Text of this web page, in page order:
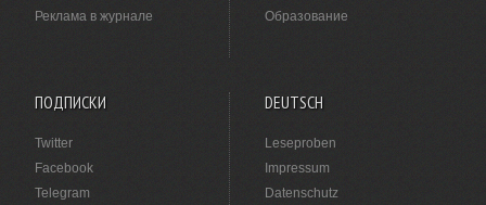
Реклама в журнале
Образование
ПОДПИСКИ
Twitter
Facebook
Telegram
DEUTSCH
Leseproben
Impressum
Datenschutz